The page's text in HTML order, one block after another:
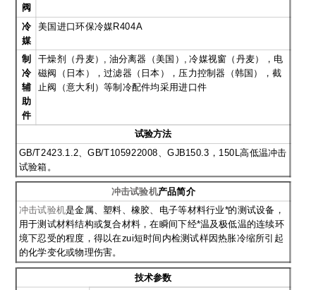
阀
冷
媒
美国进口环保冷媒R404A
制
冷
辅
助
件
干燥剂（丹麦）, 油分离器（美国）, 冷媒视窗（丹麦），电
磁阀（日本），过滤器（日本），压力控制器（韩国），截
止阀（意大利）等制冷配件均采用进口件
试验方法
GB/T2423.1.2、 GB/T105922008 GJB150.3 ，150L高低温冲击
试验箱。
冲击试验机产品简介
冲击试验机是金属、塑料、橡胶、电子等材料行业*的测试设备，
用于测试材料结构或复合材料，在瞬间下经*温及极低温的连续环
境下忍受的程度，得以在zui短时间内检测试样因热胀冷缩所引起
的化学变化或物理伤害。
技术参数